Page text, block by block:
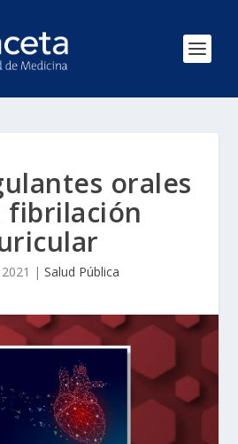
orales
fibrilación
| Salud Pública